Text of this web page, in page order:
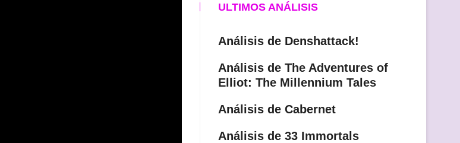
ULTIMOS ANÁLISIS
Análisis de Denshattack!
Análisis de The Adventures of
Elliot: The Millennium Tales
Análisis de Cabernet
Análisis de 33 Immortals